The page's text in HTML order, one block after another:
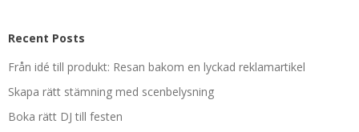
Recent Posts
Från idé till produkt: Resan bakom en lyckad reklamartikel
Skapa rätt stämning med scenbelysning
Boka rätt DJ till festen